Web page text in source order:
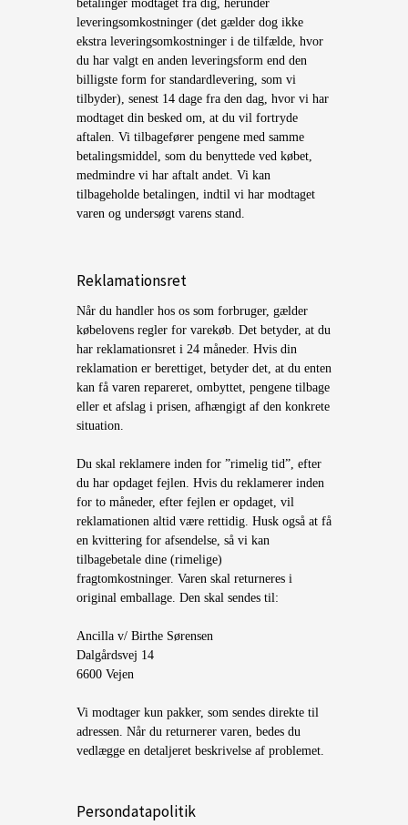
betalinger modtaget fra dig, herunder
leveringsomkostninger (det gælder dog ikke
ekstra leveringsomkostninger i de tilfælde, hvor
du har valgt en anden leveringsform end den
billigste form for standardlevering, som vi
tilbyder), senest 14 dage fra den dag, hvor vi har
modtaget din besked om, at du vil fortryde
aftalen. Vi tilbagefører pengene med samme
betalingsmiddel, som du benyttede ved købet,
medmindre vi har aftalt andet. Vi kan
tilbageholde betalingen, indtil vi har modtaget
varen og undersøgt varens stand.
Reklamationsret
Når du handler hos os som forbruger, gælder
købelovens regler for varekøb. Det betyder, at du
har reklamationsret i 24 måneder. Hvis din
reklamation er berettiget, betyder det, at du enten
kan få varen repareret, ombyttet, pengene tilbage
eller et afslag i prisen, afhængigt af den konkrete
situation.
Du skal reklamere inden for ”rimelig tid”, efter
du har opdaget fejlen. Hvis du reklamerer inden
for to måneder, efter fejlen er opdaget, vil
reklamationen altid være rettidig. Husk også at få
en kvittering for afsendelse, så vi kan
tilbagebetale dine (rimelige)
fragtomkostninger. Varen skal returneres i
original emballage. Den skal sendes til:
Ancilla v/ Birthe Sørensen
Dalgårdsvej 14
6600 Vejen
Vi modtager kun pakker, som sendes direkte til
adressen. Når du returnerer varen, bedes du
vedlægge en detaljeret beskrivelse af problemet.
Persondatapolitik